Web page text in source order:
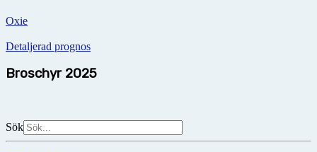
Oxie
Detaljerad prognos
Broschyr 2025
Sök